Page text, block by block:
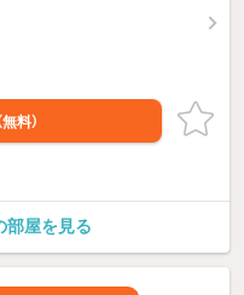
無料）
部屋を見る